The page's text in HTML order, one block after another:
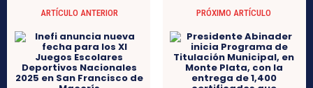
ARTÍCULO ANTERIOR PRÓXIMO ARTÍCULO